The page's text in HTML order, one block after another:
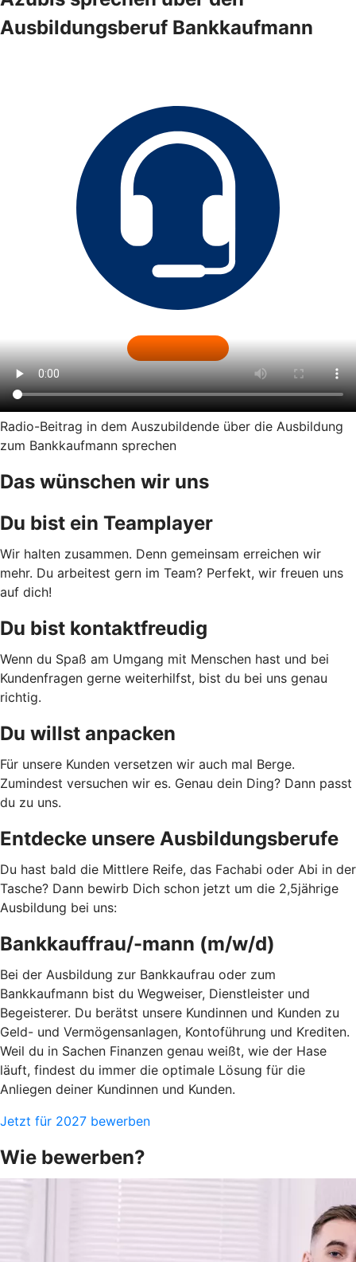
Ausbildungsberuf Bankkaufmann
Radio-Beitrag in dem Auszubildende über die Ausbildung
zum Bankkaufmann sprechen
Das wünschen wir uns
Du bist ein Teamplayer
Wir halten zusammen. Denn gemeinsam erreichen wir
mehr. Du arbeitest gern im Team? Perfekt, wir freuen uns
auf dich!
Du bist kontaktfreudig
Wenn du Spaß am Umgang mit Menschen hast und bei
Kundenfragen gerne weiterhilfst, bist du bei uns genau
richtig.
Du willst anpacken
Für unsere Kunden versetzen wir auch mal Berge.
Zumindest versuchen wir es. Genau dein Ding? Dann passt
du zu uns.
Entdecke unsere Ausbildungsberufe
Du hast bald die Mittlere Reife, das Fachabi oder Abi in der
Tasche? Dann bewirb Dich schon jetzt um die 2,5jährige
Ausbildung bei uns:
Bankkauffrau/-mann (m/w/d)
Bei der Ausbildung zur Bankkaufrau oder zum
Bankkaufmann bist du Wegweiser, Dienstleister und
Begeisterer. Du berätst unsere Kundinnen und Kunden zu
Geld- und Vermögensanlagen, Kontoführung und Krediten.
Weil du in Sachen Finanzen genau weißt, wie der Hase
läuft, findest du immer die optimale Lösung für die
Anliegen deiner Kundinnen und Kunden.
Jetzt für 2027 bewerben
Wie bewerben?